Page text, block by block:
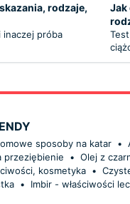
rodzaje,
inaczej próba
Jak
sposoby na katar •
przeziębienie • Olej z
kosmetyka •
•
Imbir - właściwości